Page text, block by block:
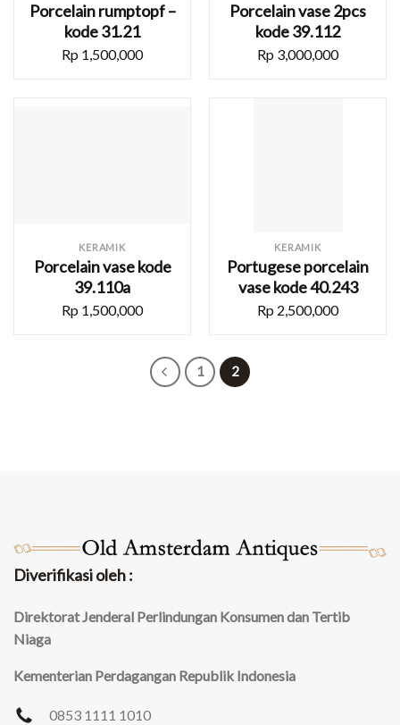
Porcelain rumptopf –
kode 31.21
Rp 1,500,000
Porcelain vase 2pcs
kode 39.112
Rp 3,000,000
KERAMIK
Porcelain vase kode
39.110a
Rp 1,500,000
KERAMIK
Portugese porcelain
vase kode 40.243
Rp 2,500,000
1 2
Diverifikasi oleh :
Direktorat Jenderal Perlindungan Konsumen dan Tertib
Niaga
Kementerian Perdagangan Republik Indonesia
0853 1111 1010